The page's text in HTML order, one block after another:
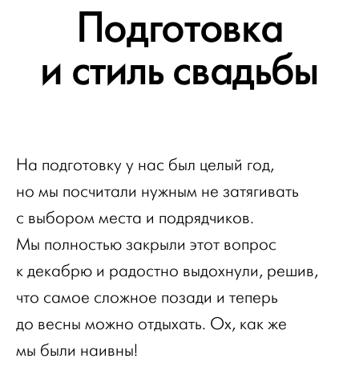
Подготовка
и стиль свадьбы
На подготовку у нас был целый год,
но мы посчитали нужным не затягивать
с выбором места и подрядчиков.
Мы полностью закрыли этот вопрос
к декабрю и радостно выдохнули, решив,
что самое сложное позади и теперь
до весны можно отдыхать. Ох, как же
мы были наивны!